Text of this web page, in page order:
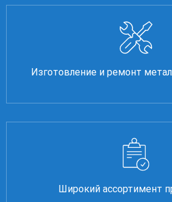
Изготовление и ремонт
Широкий ассортимент